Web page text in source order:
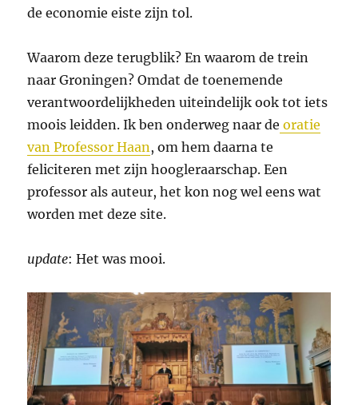
de economie eiste zijn tol.
Waarom deze terugblik? En waarom de trein
naar Groningen? Omdat de toenemende
verantwoordelijkheden uiteindelijk ook tot iets
moois leidden. Ik ben onderweg naar de oratie
van Professor Haan, om hem daarna te
feliciteren met zijn hoogleraarschap. Een
professor als auteur, het kon nog wel eens wat
worden met deze site.
update: Het was mooi.